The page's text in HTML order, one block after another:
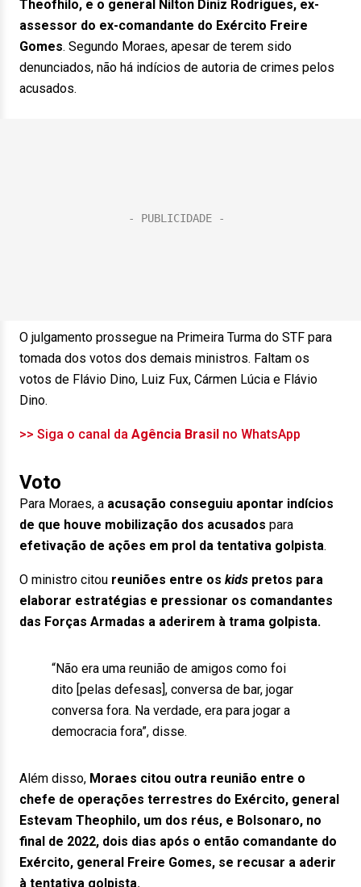
Theofhilo, e o general Nilton Diniz Rodrigues, ex-
assessor do ex-comandante do Exército Freire
Gomes. Segundo Moraes, apesar de terem sido
denunciados, não há indícios de autoria de crimes pelos
acusados.
O julgamento prossegue na Primeira Turma do STF para
tomada dos votos dos demais ministros. Faltam os
votos de Flávio Dino, Luiz Fux, Cármen Lúcia e Flávio
Dino.
>> Siga o canal da Agência Brasil no WhatsApp
Voto
Para Moraes, a acusação conseguiu apontar indícios
de que houve mobilização dos acusados para
efetivação de ações em prol da tentativa golpista.
O ministro citou reuniões entre os kids pretos para
elaborar estratégias e pressionar os comandantes
das Forças Armadas a aderirem à trama golpista.
“Não era uma reunião de amigos como foi
dito [pelas defesas], conversa de bar, jogar
conversa fora. Na verdade, era para jogar a
democracia fora”, disse.
Além disso, Moraes citou outra reunião entre o
chefe de operações terrestres do Exército, general
Estevam Theophilo, um dos réus, e Bolsonaro, no
final de 2022, dois dias após o então comandante do
Exército, general Freire Gomes, se recusar a aderir
à tentativa golpista.